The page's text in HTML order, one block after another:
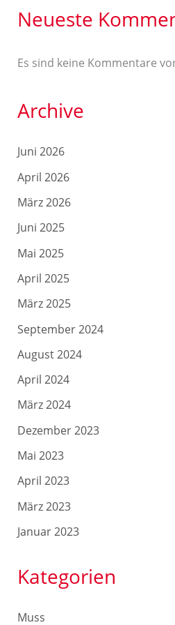
Neueste
Es sind keine Kommentare
Archive
Juni 2026
April 2026
März 2026
Juni 2025
Mai 2025
April 2025
März 2025
September 2024
August 2024
April 2024
März 2024
Dezember 2023
Mai 2023
April 2023
März 2023
Januar 2023
Kategorien
Muss